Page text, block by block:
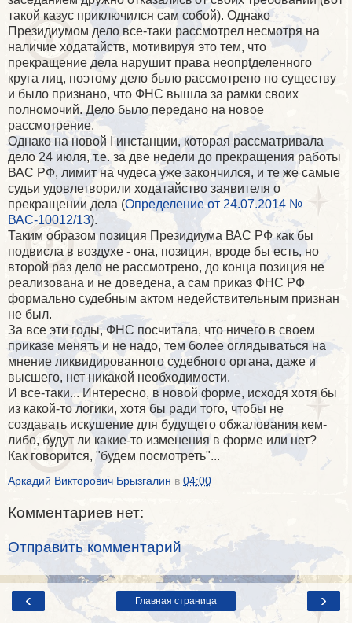
такой казус приключился сам собой). Однако
Президиумом дело все-таки рассмотрел несмотря на
наличие ходатайств, мотивируя это тем, что
прекращение дела нарушит права неопрtделенного
круга лиц, поэтому дело было рассмотрено по существу
и было признано, что ФНС вышла за рамки своих
полномочий. Дело было передано на новое
рассмотрение.
Однако на новой I инстанции, которая рассматривала
дело 24 июля, т.е. за две недели до прекращения работы
ВАС РФ, лимит на чудеса уже закончился, и те же самые
судьи удовлетворили ходатайство заявителя о
прекращении дела (Определение от 24.07.2014 №
ВАС-10012/13).
Таким образом позиция Президиума ВАС РФ как бы
подвисла в воздухе - она, позиция, вроде бы есть, но
второй раз дело не рассмотрено, до конца позиция не
реализована и не доведена, а сам приказ ФНС РФ
формально судебным актом недействительным признан
не был.
За все эти годы, ФНС посчитала, что ничего в своем
приказе менять и не надо, тем более оглядываться на
мнение ликвидированного судебного органа, даже и
высшего, нет никакой необходимости.
И все-таки... Интересно, в новой форме, исходя хотя бы
из какой-то логики, хотя бы ради того, чтобы не
создавать искушение для будущего обжалования кем-
либо, будут ли какие-то изменения в форме или нет?
Как говорится, "будем посмотреть"...
Аркадий Викторович Брызгалин в 04:00
Комментариев нет:
Отправить комментарий
‹ ›
Главная страница